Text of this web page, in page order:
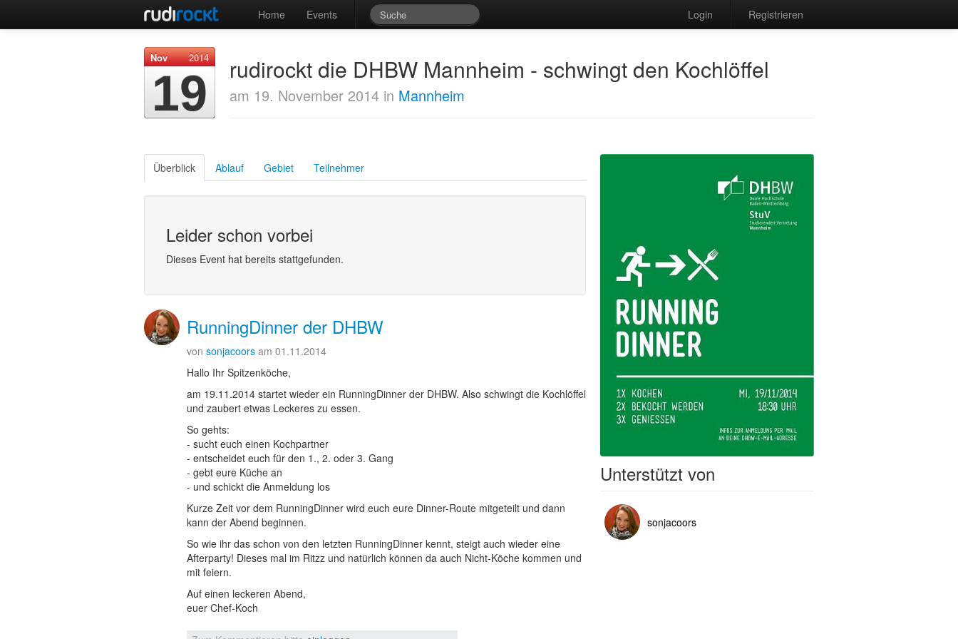
Home Events Login Registrieren
2014
Nov
19 rudirockt die DHBW Mannheim - schwingt den Kochlöffel
am 19. November 2014 in Mannheim
Überblick Ablauf Gebiet Teilnehmer
Leider schon vorbei
Dieses Event hat bereits stattgefunden.
RunningDinner der DHBW
von sonjacoors am 01.11.2014
Hallo Ihr Spitzenköche,
am 19.11.2014 startet wieder ein RunningDinner der DHBW. Also schwingt die Kochlöffel
und zaubert etwas Leckeres zu essen.
So gehts:
- sucht euch einen Kochpartner
- entscheidet euch für den 1., 2. oder 3. Gang
- gebt eure Küche an
- und schickt die Anmeldung los
Kurze Zeit vor dem RunningDinner wird euch eure Dinner-Route mitgeteilt und dann
kann der Abend beginnen.
So wie ihr das schon von den letzten RunningDinner kennt, steigt auch wieder eine
Afterparty! Dieses mal im Ritzz und natürlich können da auch Nicht-Köche kommen und
mit feiern.
Auf einen leckeren Abend,
euer Chef-Koch
Unterstützt von
sonjacoors